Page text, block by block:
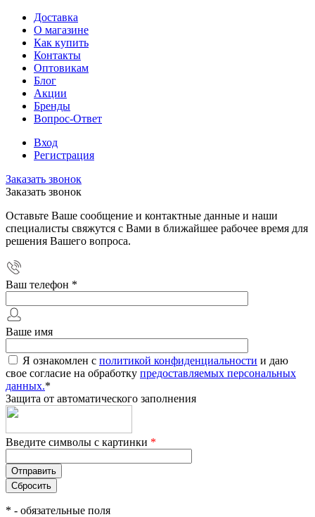
Доставка
О магазине
Как купить
Контакты
Оптовикам
Блог
Акции
Бренды
Вопрос-Ответ
Вход
Регистрация
Заказать звонок
Заказать звонок
Оставьте Ваше сообщение и контактные данные и наши
специалисты свяжутся с Вами в ближайшее рабочее время для
решения Вашего вопроса.
Ваш телефон *
Ваше имя
Я ознакомлен с политикой конфиденциальности и даю
свое согласие на обработку предоставляемых персональных
данных.*
Защита от автоматического заполнения
Введите символы с картинки *
* - обязательные поля